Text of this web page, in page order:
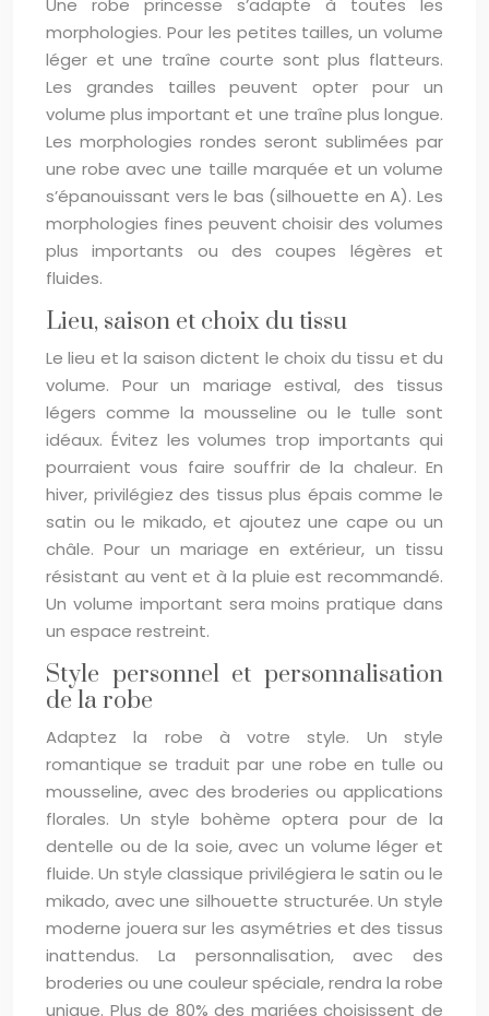
Une robe princesse s’adapte à toutes les
morphologies. Pour les petites tailles, un volume
léger et une traîne courte sont plus flatteurs.
Les grandes tailles peuvent opter pour un
volume plus important et une traîne plus longue.
Les morphologies rondes seront sublimées par
une robe avec une taille marquée et un volume
s’épanouissant vers le bas (silhouette en A). Les
morphologies fines peuvent choisir des volumes
plus importants ou des coupes légères et
fluides.
Lieu, saison et choix du tissu
Le lieu et la saison dictent le choix du tissu et du
volume. Pour un mariage estival, des tissus
légers comme la mousseline ou le tulle sont
idéaux. Évitez les volumes trop importants qui
pourraient vous faire souffrir de la chaleur. En
hiver, privilégiez des tissus plus épais comme le
satin ou le mikado, et ajoutez une cape ou un
châle. Pour un mariage en extérieur, un tissu
résistant au vent et à la pluie est recommandé.
Un volume important sera moins pratique dans
un espace restreint.
Style personnel et personnalisation
de la robe
Adaptez la robe à votre style. Un style
romantique se traduit par une robe en tulle ou
mousseline, avec des broderies ou applications
florales. Un style bohème optera pour de la
dentelle ou de la soie, avec un volume léger et
fluide. Un style classique privilégiera le satin ou le
mikado, avec une silhouette structurée. Un style
moderne jouera sur les asymétries et des tissus
inattendus. La personnalisation, avec des
broderies ou une couleur spéciale, rendra la robe
unique. Plus de 80% des mariées choisissent de